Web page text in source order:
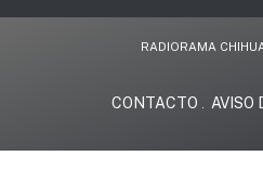
RADIORAMA
CONTACTO . AVISO